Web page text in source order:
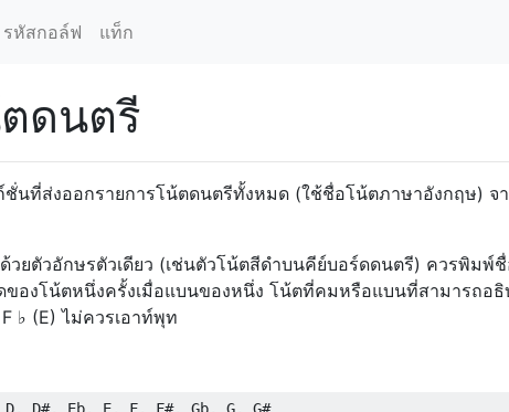
รหัสกอล์ฟ แท็ก
ดนตรี
ชั่นที่ส่งออกรายการโน้ตดนตรีทั้งหมด (ใช้ชื่อโน้ตภาษาอังกฤษ) จ
ยตัวอักษรตัวเดียว (เช่นตัวโน้ตสีดำบนคีย์บอร์ดดนตรี) ควรพิมพ์
ของโน้ตหนึ่งครั้งเมื่อแบนของหนึ่ง โน้ตที่คมหรือแบนที่สามารถอธิ
♭ (E) ไม่ควรเอาท์พุท